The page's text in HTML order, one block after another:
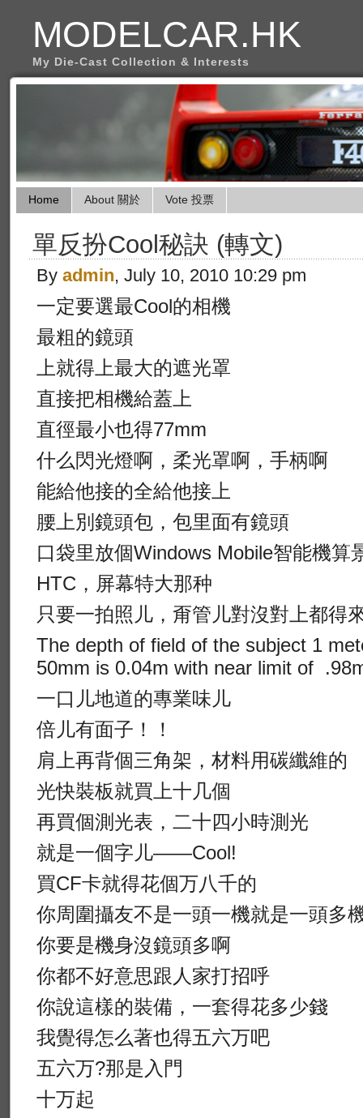
MODELCAR.HK
My Die-Cast Collection & Interests
Home About 關於 Vote 投票
單反扮Cool秘訣 (轉文)
By admin, July 10, 2010 10:29 pm
一定要選最Cool的相機
最粗的鏡頭
上就得上最大的遮光罩
直接把相機給蓋上
直徑最小也得77mm
什么閃光燈啊，柔光罩啊，手柄啊
能給他接的全給他接上
腰上別鏡頭包，包里面有鏡頭
口袋里放個Windows Mobile智能機算
HTC，屏幕特大那种
只要一拍照儿，甭管儿對沒對上都得
The depth of field of the subject 1
50mm is 0.04m with near limit of
一口儿地道的專業味儿
倍儿有面子！！
肩上再背個三角架，材料用碳纖維的
光快裝板就買上十几個
再買個測光表，二十四小時測光
就是一個字儿——Cool!
買CF卡就得花個万八千的
你周圍攝友不是一頭一機就是一頭多
你要是機身沒鏡頭多啊
你都不好意思跟人家打招呼
你說這樣的裝備，一套得花多少錢
我覺得怎么著也得五六万吧
五六万?那是入門
十万起